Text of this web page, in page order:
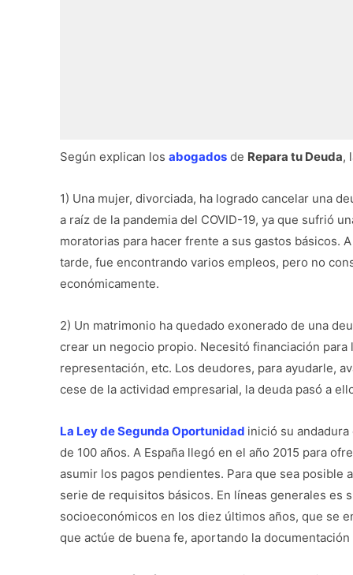
Según explican los abogados de Repara tu Deuda,
1) Una mujer, divorciada, ha logrado cancelar una
a raíz de la pandemia del COVID-19, ya que sufrió
moratorias para hacer frente a sus gastos básicos.
tarde, fue encontrando varios empleos, pero no
económicamente.
2) Un matrimonio ha quedado exonerado de una
crear un negocio propio. Necesitó financiación
representación, etc. Los deudores, para ayudarle,
cese de la actividad empresarial, la deuda pasó a
La Ley de Segunda Oportunidad inició su
de 100 años. A España llegó en el año 2015 para
asumir los pagos pendientes. Para que sea posible
serie de requisitos básicos. En líneas generales es
socioeconómicos en los diez últimos años, que se
que actúe de buena fe, aportando la